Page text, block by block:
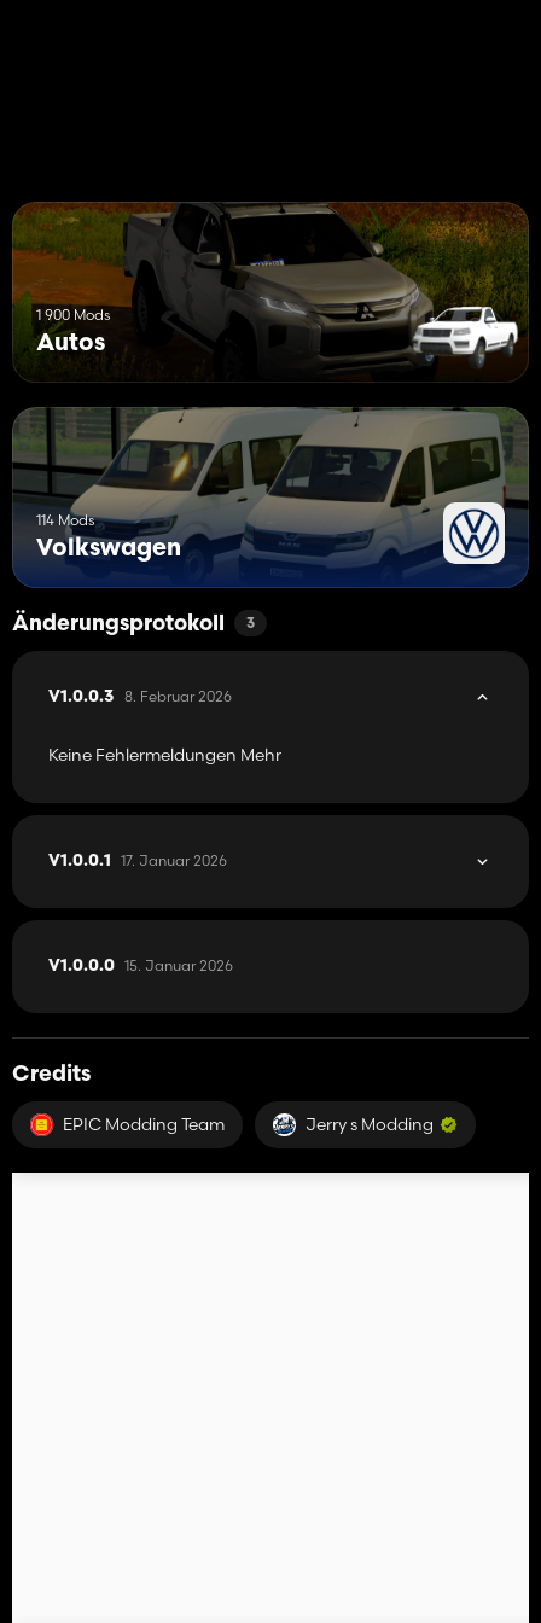
1 900 Mods
Autos
114 Mods
Volkswagen
Änderungsprotokoll 3
V1.0.0.3 8. Februar 2026
Keine Fehlermeldungen Mehr
V1.0.0.1 17. Januar 2026
V1.0.0.0 15. Januar 2026
Credits
EPIC Modding Team Jerry s Modding